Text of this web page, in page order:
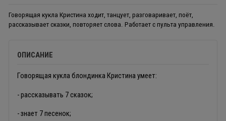
Говорящая кукла Кристина ходит, танцует, разговаривает, поёт,
рассказывает сказки, повторяет слова. Работает с пульта управления.
ОПИСАНИЕ
Говорящая кукла блондинка Кристина умеет:
- рассказывать 7 сказок;
- знает 7 песенок;